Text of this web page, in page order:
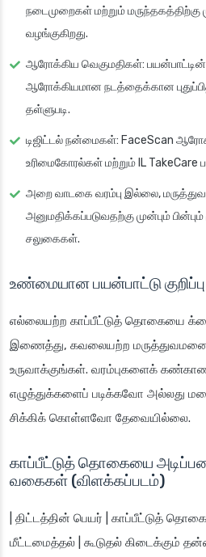
நடைமுறைகள் மற்றும் மருந்தகத்திற்கு
வழங்குகிறது.
ஆரோக்கிய வெகுமதிகள்:
ஆரோக்கியமான நடத்தைக்கான
தள்ளுபடி.
டிஜிட்டல் நன்மைகள்: FaceScan
உரிமைகோரல்கள் மற்றும் IL TakeCare
அறை வாடகை வரம்பு இல்லை,
அனுமதிக்கப்படுவதற்கு முன்பும்
சலுகைகள்.
உண்மையான பயன்பாட்டு குறிப்பு
எல்லையற்ற காப்பீட்டுத் தொகையை
இணைத்து, கவலையற்ற
உருவாக்குங்கள். வரம்புகளைக்
எழுத்துக்களைப் படிக்கவோ அல்லது
சிக்கிக் கொள்ளவோ தேவையில்லை.
காப்பீட்டுத் தொகையை
வகைகள் (விளக்கப்படம்)
| திட்டத்தின் பெயர் | காப்பீட்டுத்
மீட்டமைத்தல் | கூடுதல் கிடைக்கும்